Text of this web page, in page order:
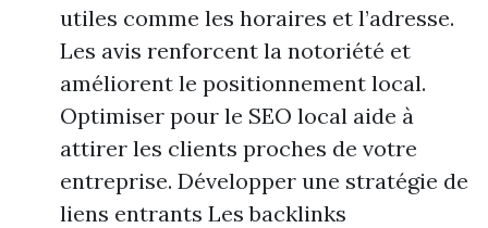
utiles comme les horaires et l’adresse.
Les avis renforcent la notoriété et
améliorent le positionnement local.
Optimiser pour le SEO local aide à
attirer les clients proches de votre
entreprise. Développer une stratégie de
liens entrants Les backlinks